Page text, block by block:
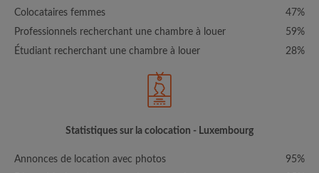
Colocataires femmes
47%
Professionnels recherchant une chambre à louer
59%
Étudiant recherchant une chambre à louer
28%
Statistiques sur la colocation - Luxembourg
Annonces de location avec photos
95%